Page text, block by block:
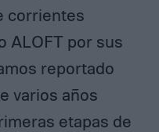
corrientes
ALOFT por sus
reportado
varios años
etapas de